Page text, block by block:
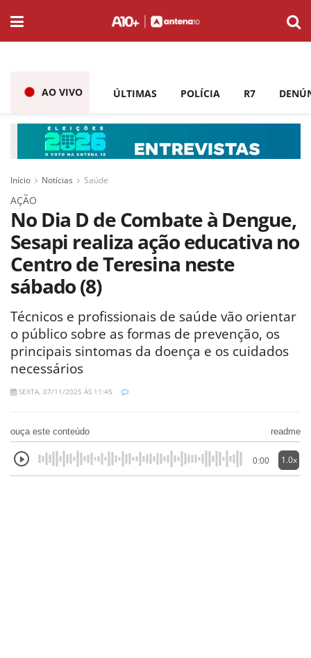
AO VIVO ÚLTIMAS POLÍCIA R7
Início Notícias Saúde
AÇÃO
No Dia D de Combate à Dengue,
Sesapi realiza ação educativa no
Centro de Teresina neste
sábado (8)
Técnicos e profissionais de saúde vão orientar
o público sobre as formas de prevenção, os
principais sintomas da doença e os cuidados
necessários
SEXTA, 07/11/2025 ÀS 11:45
ouça este conteúdo readme
0:00 1.0x